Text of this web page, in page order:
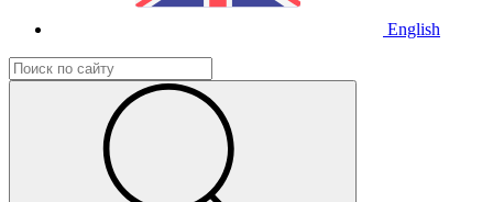
English